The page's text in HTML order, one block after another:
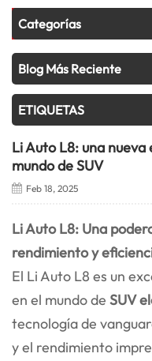
Categorías
Blog Más Reciente
ETIQUETAS
Li Auto L8: una
mundo de SUV
Feb 18, 2025
Li Auto L8: Una
rendimiento y
El Li Auto L8 es un
en el mundo de SUV
tecnología de
y el rendimiento